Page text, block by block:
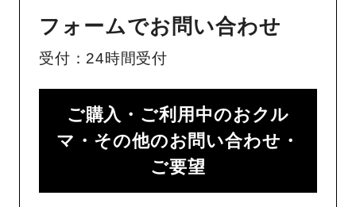
フォームでお問い合わせ
受付：24時間受付
ご購入・ご利用中のおクル
マ・その他のお問い合わせ・
ご要望​